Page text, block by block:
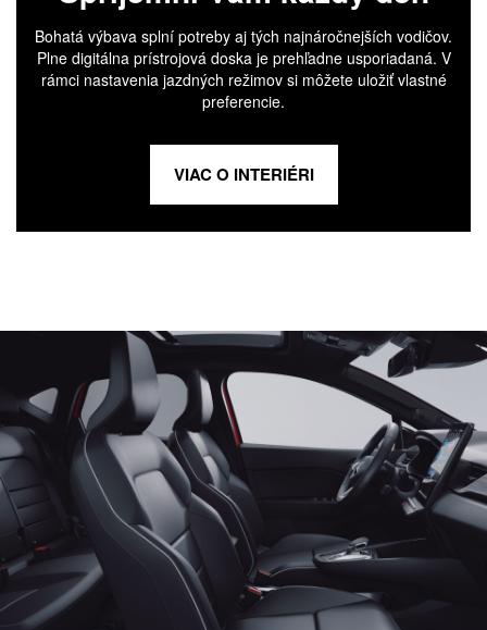
Bohatá výbava splní potreby aj tých najnáročnejších vodičov.
Plne digitálna prístrojová doska je prehľadne usporiadaná. V
rámci nastavenia jazdných režimov si môžete uložiť vlastné
preferencie.
VIAC O INTERIÉRI